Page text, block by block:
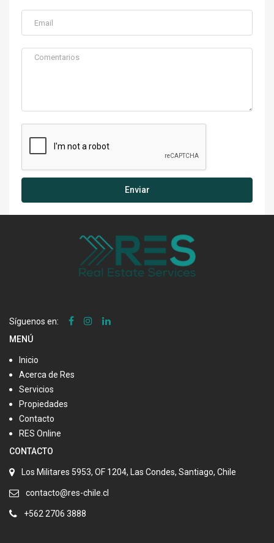
Enviar
Síguenos en:
MENÚ
Inicio
Acerca de Res
Servicios
Propiedades
Contacto
RES Online
CONTACTO
Los Militares 5953, OF 1204, Las Condes, Santiago, Chile
contacto@res-chile.cl
+562 2706 3888